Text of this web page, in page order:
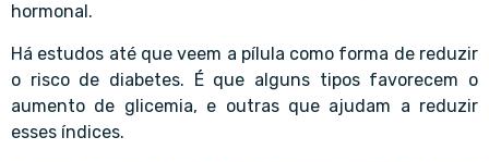
hormonal.
Há estudos até que veem a pílula como forma de reduzir
o risco de diabetes. É que alguns tipos favorecem o
aumento de glicemia, e outras que ajudam a reduzir
esses índices.